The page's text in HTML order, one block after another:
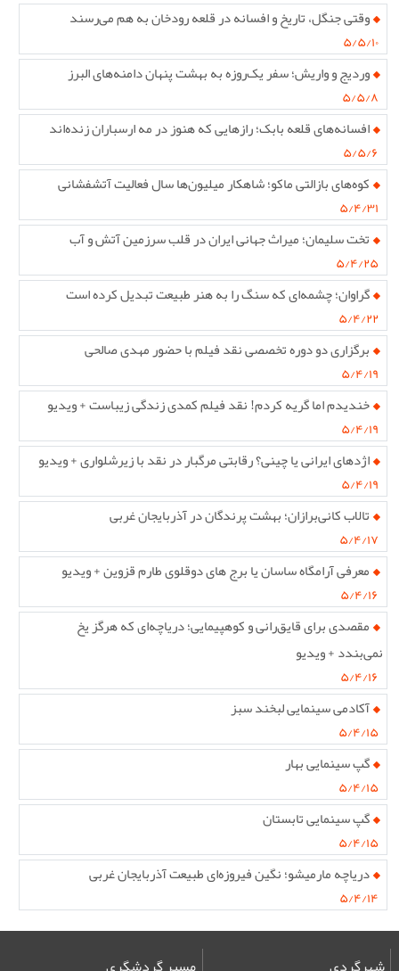
وقتی جنگل، تاریخ و افسانه در قلعه رودخان به هم می‌رسند
۵/۵/۱۰
وردیج و واریش؛ سفر یک‌روزه به بهشت پنهان دامنه‌های البرز
۵/۵/۸
افسانه‌های قلعه بابک؛ رازهایی که هنوز در مه ارسباران زنده‌اند
۵/۵/۶
کوه‌های بازالتی ماکو؛ شاهکار میلیون‌ها سال فعالیت آتشفشانی
۵/۴/۳۱
تخت سلیمان؛ میراث جهانی ایران در قلب سرزمین آتش و آب
۵/۴/۲۵
گراوان؛ چشمه‌ای که سنگ را به هنر طبیعت تبدیل کرده است
۵/۴/۲۲
برگزاری دو دوره تخصصی نقد فیلم با حضور مهدی صالحی
۵/۴/۱۹
خندیدم اما گریه کردم! نقد فیلم کمدی زندگی زیباست + ویدیو
۵/۴/۱۹
اژدهای ایرانی یا چینی؟ رقابتی مرگبار در نقد با زیرشلواری + ویدیو
۵/۴/۱۹
تالاب کانی‌برازان؛ بهشت پرندگان در آذربایجان غربی
۵/۴/۱۷
معرفی آرامگاه ساسان یا برج های دوقلوی طارم قزوین + ویدیو
۵/۴/۱۶
مقصدی برای قایق‌رانی و کوهپیمایی؛ دریاچه‌ای که هرگز یخ
نمی‌بندد + ویدیو
۵/۴/۱۶
آکادمی سینمایی لبخند سبز
۵/۴/۱۵
گپ سینمایی بهار
۵/۴/۱۵
گپ سینمایی تابستان
۵/۴/۱۵
دریاچه مارمیشو؛ نگین فیروزه‌ای طبیعت آذربایجان غربی
۵/۴/۱۴